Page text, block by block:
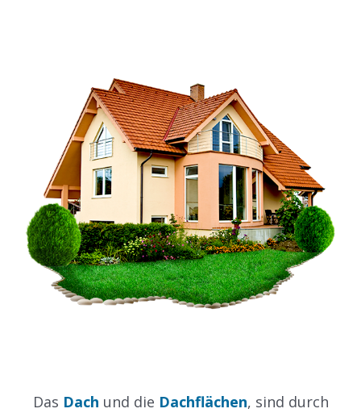
Das Dach und die Dachflächen, sind durch